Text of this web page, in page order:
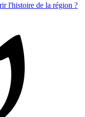
l'histoire de la région ?